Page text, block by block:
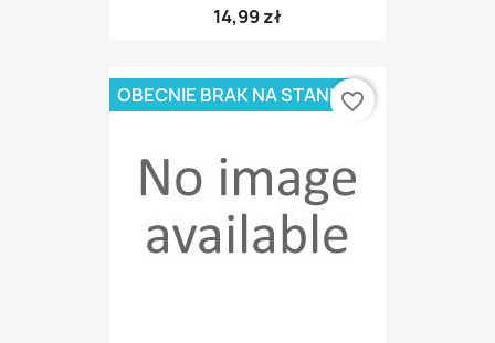
14,99 zł
OBECNIE BRAK NA STANIEfavorite_border